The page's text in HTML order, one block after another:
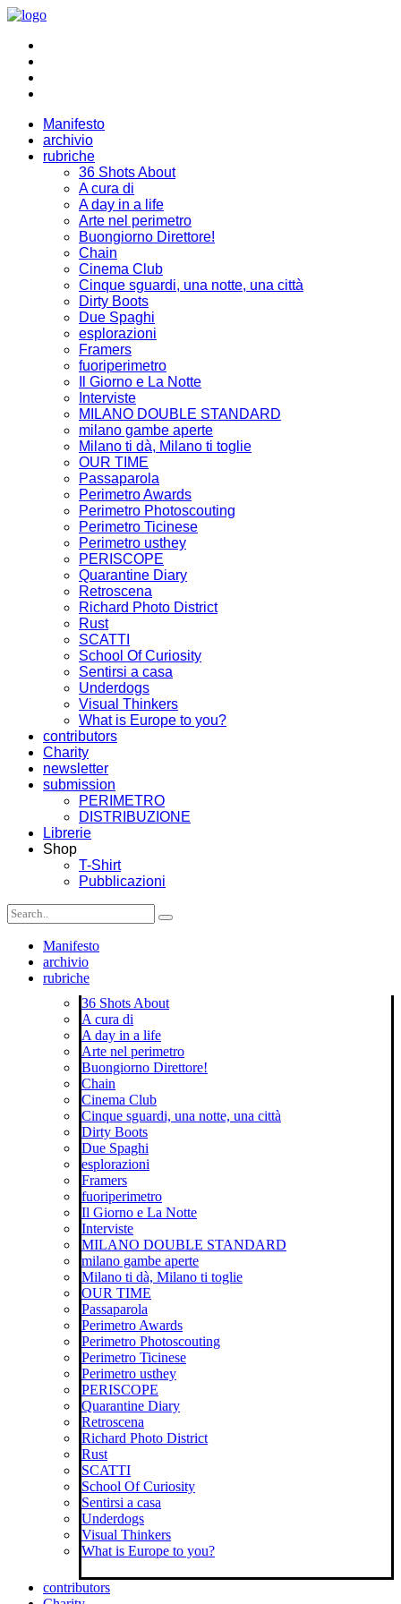
Manifesto
archivio
rubriche
36 Shots About
A cura di
A day in a life
Arte nel perimetro
Buongiorno Direttore!
Chain
Cinema Club
Cinque sguardi, una notte, una città
Dirty Boots
Due Spaghi
esplorazioni
Framers
fuoriperimetro
Il Giorno e La Notte
Interviste
MILANO DOUBLE STANDARD
milano gambe aperte
Milano ti dà, Milano ti toglie
OUR TIME
Passaparola
Perimetro Awards
Perimetro Photoscouting
Perimetro Ticinese
Perimetro usthey
PERISCOPE
Quarantine Diary
Retroscena
Richard Photo District
Rust
SCATTI
School Of Curiosity
Sentirsi a casa
Underdogs
Visual Thinkers
What is Europe to you?
contributors
Charity
newsletter
submission
PERIMETRO
DISTRIBUZIONE
Librerie
Shop
T-Shirt
Pubblicazioni
Manifesto
archivio
rubriche
36 Shots About
A cura di
A day in a life
Arte nel perimetro
Buongiorno Direttore!
Chain
Cinema Club
Cinque sguardi, una notte, una città
Dirty Boots
Due Spaghi
esplorazioni
Framers
fuoriperimetro
Il Giorno e La Notte
Interviste
MILANO DOUBLE STANDARD
milano gambe aperte
Milano ti dà, Milano ti toglie
OUR TIME
Passaparola
Perimetro Awards
Perimetro Photoscouting
Perimetro Ticinese
Perimetro usthey
PERISCOPE
Quarantine Diary
Retroscena
Richard Photo District
Rust
SCATTI
School Of Curiosity
Sentirsi a casa
Underdogs
Visual Thinkers
What is Europe to you?
contributors